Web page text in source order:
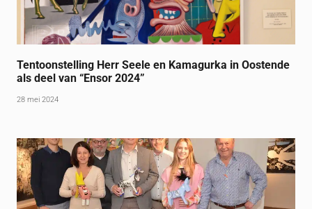
Tentoonstelling Herr Seele en Kamagurka in Oostende
als deel van “Ensor 2024”
28 mei 2024